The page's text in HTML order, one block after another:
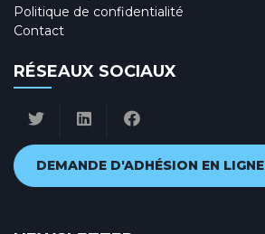
Politique de confidentialité
Contact
RÉSEAUX SOCIAUX
DEMANDE D'ADHÉSION EN LIGNE